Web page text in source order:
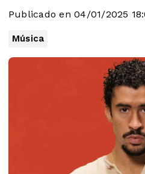
Publicado en 04/01/2025
Música